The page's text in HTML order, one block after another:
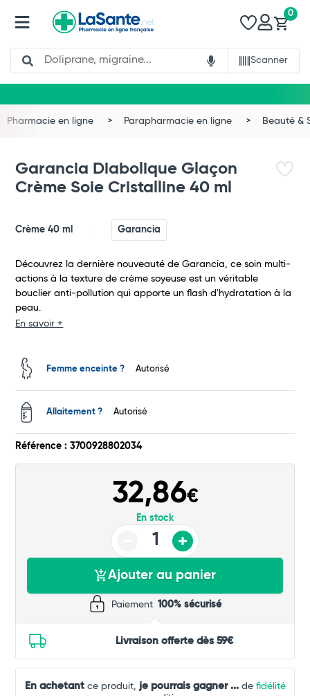
Search
Scanner
0
Total
Commander
Pharmacie en ligne Parapharmacie en ligne Beauté &
Garancia Diabolique Glaçon
Crème Soie Cristalline 40 ml
Crème 40 ml Garancia
Découvrez la dernière nouveauté de Garancia, ce soin multi-
actions à la texture de crème soyeuse est un véritable
bouclier anti-pollution qui apporte un flash d'hydratation à la
peau.
En savoir +
Femme enceinte ? Autorisé
Allaitement ? Autorisé
Référence : 3700928802034
32,86€
En stock
Ajouter au panier
Paiement 100% sécurisé
Livraison offerte dès 59€
En achetantce produit, je pourrais gagner ...de fidélité